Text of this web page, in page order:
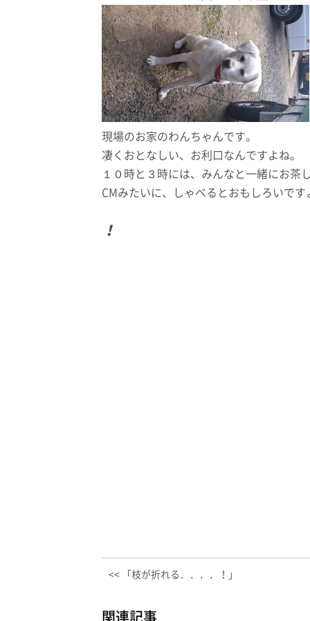
現場のお家のわんちゃんです。
凄くおとなしい、お利口なんですよね。
１０時と３時には、みんなと一緒にお茶
CMみたいに、しゃべるとおもしろいです
！
<< 「枝が折れる．．．．！」
関連記事